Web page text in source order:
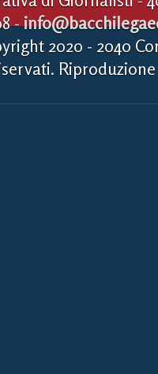
-
2020 - 2040